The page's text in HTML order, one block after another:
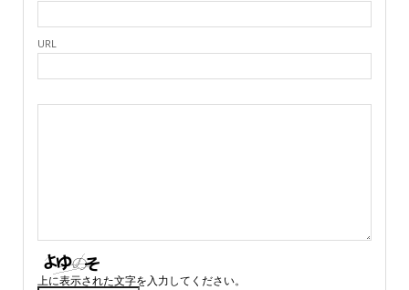
URL
上に表示された文字を入力してください。